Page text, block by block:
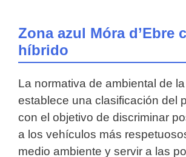
Zona azul Móra d’Ebre
híbrido
La normativa de ambiental de
establece una clasificación del
con el objetivo de discriminar
a los vehículos más
medio ambiente y servir a las